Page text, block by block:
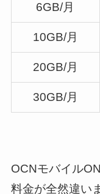
6GB/月
10GB/月
20GB/月
30GB/月
OCNモバイル
料金が全然違い